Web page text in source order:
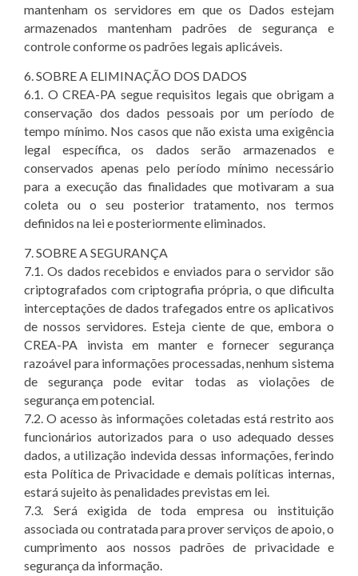
mantenham os servidores em que os Dados estejam
armazenados mantenham padrões de segurança e
controle conforme os padrões legais aplicáveis.
6. SOBRE A ELIMINAÇÃO DOS DADOS
6.1. O CREA-PA segue requisitos legais que obrigam a
conservação dos dados pessoais por um período de
tempo mínimo. Nos casos que não exista uma exigência
legal específica, os dados serão armazenados e
conservados apenas pelo período mínimo necessário
para a execução das finalidades que motivaram a sua
coleta ou o seu posterior tratamento, nos termos
definidos na lei e posteriormente eliminados.
7. SOBRE A SEGURANÇA
7.1. Os dados recebidos e enviados para o servidor são
criptografados com criptografia própria, o que dificulta
interceptações de dados trafegados entre os aplicativos
de nossos servidores. Esteja ciente de que, embora o
CREA-PA invista em manter e fornecer segurança
razoável para informações processadas, nenhum sistema
de segurança pode evitar todas as violações de
segurança em potencial.
7.2. O acesso às informações coletadas está restrito aos
funcionários autorizados para o uso adequado desses
dados, a utilização indevida dessas informações, ferindo
esta Política de Privacidade e demais políticas internas,
estará sujeito às penalidades previstas em lei.
7.3. Será exigida de toda empresa ou instituição
associada ou contratada para prover serviços de apoio, o
cumprimento aos nossos padrões de privacidade e
segurança da informação.